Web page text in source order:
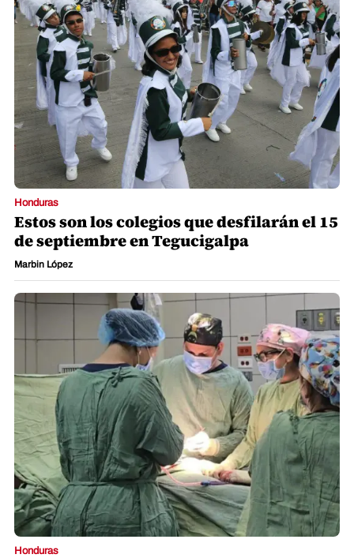
Honduras
Estos son los colegios que desfilarán el 15
de septiembre en Tegucigalpa
Marbin López
Honduras